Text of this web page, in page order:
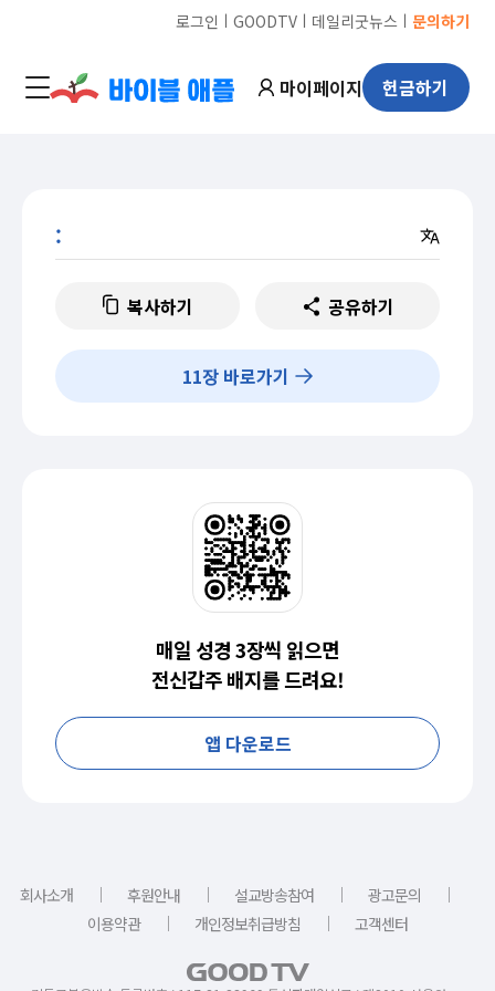
로그인 ㅣ GOODTVㅣ 데일리굿뉴스 ㅣ 문의하기
마이페이지 헌금하기
:
복사하기 공유하기
11장 바로가기
매일 성경 3장씩 읽으면
전신갑주 배지를 드려요!
앱 다운로드
회사소개 ｜ 후원안내 ｜ 설교방송참여 ｜ 광고문의
｜
이용약관
｜ 개인정보취급방침 ｜ 고객센터